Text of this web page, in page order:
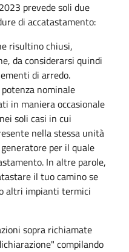
prevede soli due
di accatastamento:
risultino chiusi,
da considerarsi quindi
di arredo.
nominale
in maniera occasionale
soli casi in cui
nella stessa unità
per il quale
In altre parole,
il tuo camino se
altri impianti termici
sopra richiamate
compilando